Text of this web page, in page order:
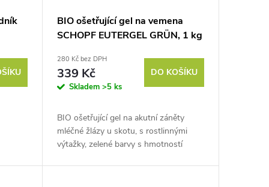
BIO ošetřující gel na vemena
SCHOPF EUTERGEL GRÜN, 1 kg
280 Kč bez DPH
339 Kč
Skladem >5 ks
DO KOŠÍKU
BIO ošetřující gel na akutní záněty
mléčné žlázy u skotu, s rostlinnými
výtažky, zelené barvy s hmotností